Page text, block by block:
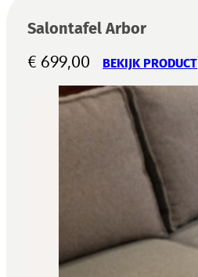
Salontafel Arbor
€ 699,00 BEKIJK PRODUCT